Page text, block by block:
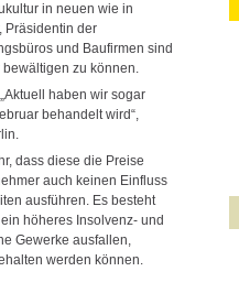
in neuen wie in
Präsidentin der
und Baufirmen sind
zu können.
haben wir sogar
behandelt wird“,
dass diese die Preise
auch keinen Einfluss
ausführen. Es besteht
höheres Insolvenz- und
Gewerke ausfallen,
werden können.